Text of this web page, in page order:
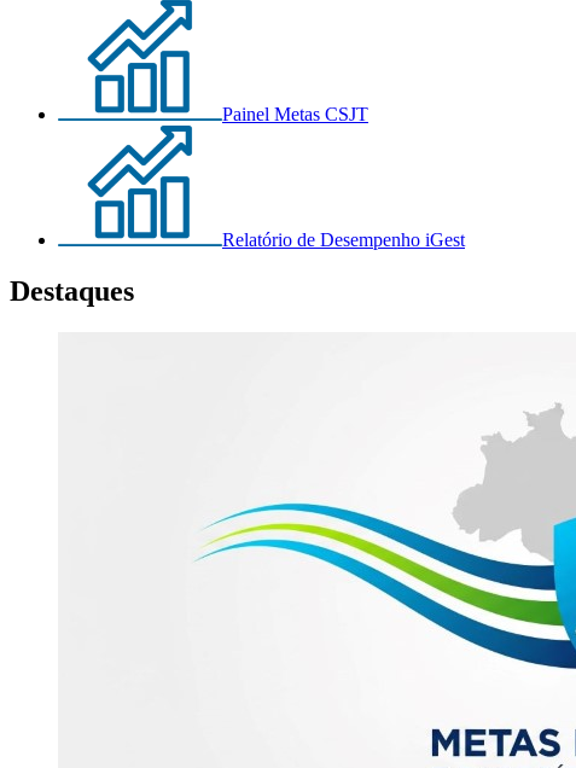
Painel Metas CSJT
Relatório de Desempenho iGest
Destaques